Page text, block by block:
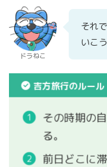
ドラねこ
それ
いこ
吉方旅行のルール
その時期の
る。
前日どこに